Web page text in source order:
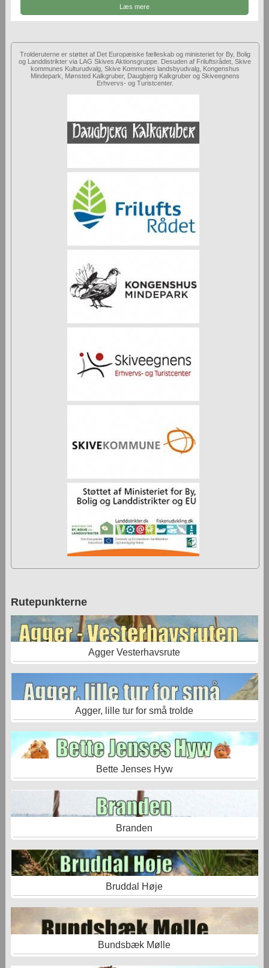
Læs mere
Trolderuterne er støttet af Det Europæiske fælleskab og ministeriet for By, Bolig
og Landdistrikter via LAG Skives Aktionsgruppe. Desuden af Friluftsrådet, Skive
kommunes Kulturudvalg, Skive Kommunes landsbyudvalg, Kongenshus
Mindepark, Mønsted Kalkgruber, Daugbjerg Kalkgruber og Skiveegnens
Erhvervs- og Turistcenter.
Rutepunkterne
Agger Vesterhavsrute
Agger, lille tur for små trolde
Bette Jenses Hyw
Branden
Bruddal Høje
Bundsbæk Mølle